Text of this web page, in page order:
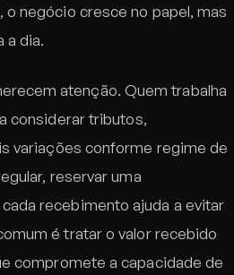
negócio cresce no papel, mas
a dia.
atenção. Quem trabalha
considerar tributos,
variações conforme regime de
reservar uma
recebimento ajuda a evitar
é tratar o valor recebido
compromete a capacidade de